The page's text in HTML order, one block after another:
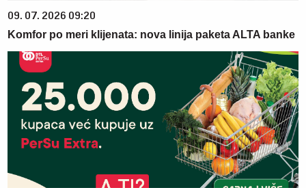
09. 07. 2026 09:20
Komfor po meri klijenata: nova linija paketa ALTA banke